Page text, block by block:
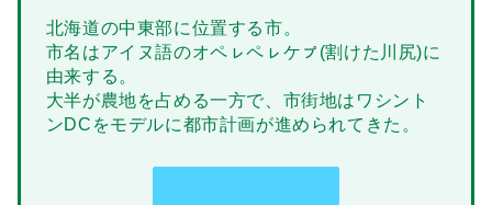
北海道の中東部に位置する市。
市名はアイヌ語のオペㇾペㇾケㇷ゚(割けた川尻)に
由来する。
大半が農地を占める一方で、市街地はワシント
ンDCをモデルに都市計画が進められてきた。